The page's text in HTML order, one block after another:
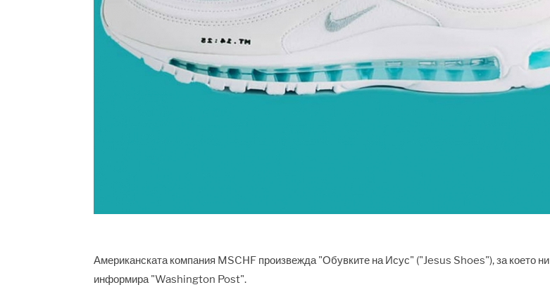
Американската компания MSCHF произвежда "Обувките на Исус" ("Jesus Shoes"), за което ни
информира "Washington Post".